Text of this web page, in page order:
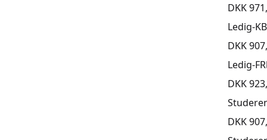
idé at
skal
DKK
Ledig-
DKK
Ledig-
DKK
DKK